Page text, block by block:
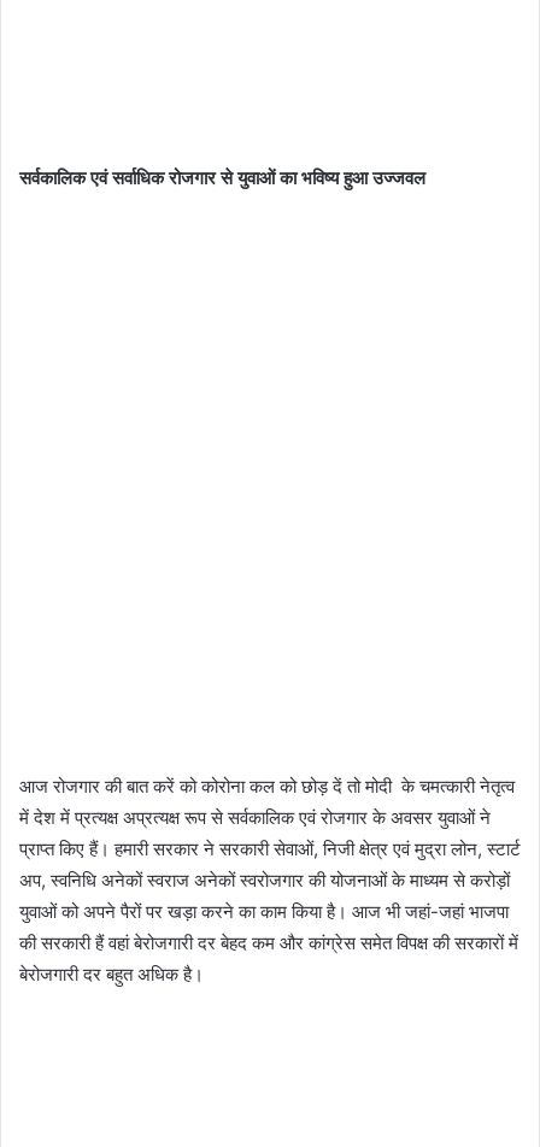
सर्वकालिक एवं सर्वाधिक रोजगार से युवाओं का भविष्य हुआ उज्जवल
आज रोजगार की बात करें को कोरोना कल को छोड़ दें तो मोदी के चमत्कारी नेतृत्व
में देश में प्रत्यक्ष अप्रत्यक्ष रूप से सर्वकालिक एवं रोजगार के अवसर युवाओं ने
प्राप्त किए हैं। हमारी सरकार ने सरकारी सेवाओं, निजी क्षेत्र एवं मुद्रा लोन, स्टार्ट
अप, स्वनिधि अनेकों स्वराज अनेकों स्वरोजगार की योजनाओं के माध्यम से करोड़ों
युवाओं को अपने पैरों पर खड़ा करने का काम किया है। आज भी जहां-जहां भाजपा
की सरकारी हैं वहां बेरोजगारी दर बेहद कम और कांग्रेस समेत विपक्ष की सरकारों में
बेरोजगारी दर बहुत अधिक है।